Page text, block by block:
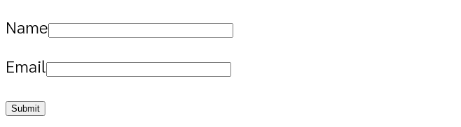
Name
Email